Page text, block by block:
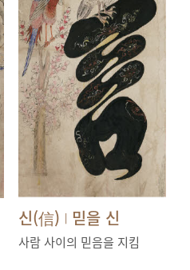
신(信) | 믿을 신
사람 사이의 믿음을 지킴